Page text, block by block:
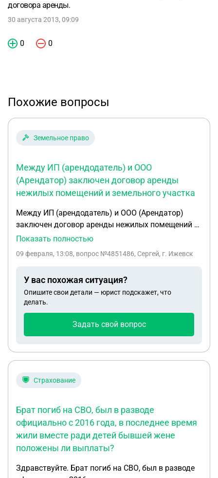
договора аренды.
30 августа 2013, 09:09
0 0
Похожие вопросы
Земельное право
Между ИП (арендодатель) и ООО
(Арендатор) заключен договор аренды
нежилых помещений и земельного участка
Между ИП (арендодатель) и ООО (Арендатор)
заключен договор аренды нежилых помещений и
земельного участка. В феврале стороны пришли к
помещений (отказались от земельного участка и
офисные помещения, то есть добавили те,
которых ранее не было в договоре). Этим же
дополнительным соглашением согласовали
арендной платы был определен в виде единой
Арендатор возвратил выбившие объекты аренды
задолженность?
Показать полностью
09 февраля, 13:08, вопрос №4851486, Сергей, г. Ижевск
У вас похожая ситуация?
Опишите свои детали — юрист подскажет, что
делать.
Задать свой вопрос
Страхование
Брат погиб на СВО, был в разводе
официально с 2016 года, в последнее время
жили вместе ради детей бывшей жене
положены ли выплаты?
Здравствуйте. Брат погиб на СВО, был в разводе